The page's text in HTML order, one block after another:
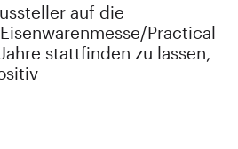
auf die
Practical
stattfinden zu lassen,